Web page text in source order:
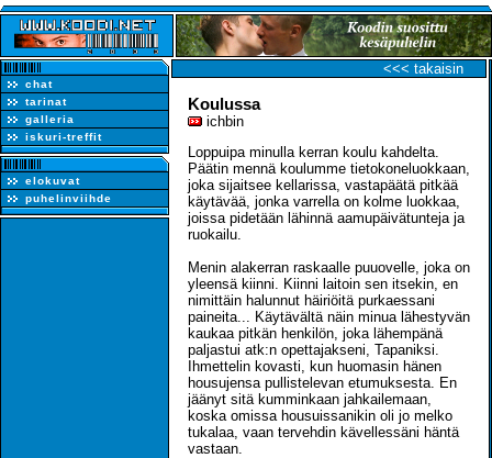
chat
tarinat
galleria
iskuri-treffit
elokuvat
puhelinviihde
<<< takaisin
Koulussa
ichbin
Loppuipa minulla kerran koulu kahdelta.
Päätin mennä koulumme tietokoneluokkaan,
joka sijaitsee kellarissa, vastapäätä pitkää
käytävää, jonka varrella on kolme luokkaa,
joissa pidetään lähinnä aamupäivätunteja ja
ruokailu.
Menin alakerran raskaalle puuovelle, joka on
yleensä kiinni. Kiinni laitoin sen itsekin, en
nimittäin halunnut häiriöitä purkaessani
paineita... Käytävältä näin minua lähestyvän
kaukaa pitkän henkilön, joka lähempänä
paljastui atk:n opettajakseni, Tapaniksi.
Ihmettelin kovasti, kun huomasin hänen
housujensa pullistelevan etumuksesta. En
jäänyt sitä kumminkaan jahkailemaan,
koska omissa housuissanikin oli jo melko
tukalaa, vaan tervehdin kävellessäni häntä
vastaan.